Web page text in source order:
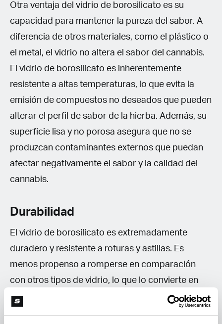
Otra ventaja del vidrio de borosilicato es su
capacidad para mantener la pureza del sabor. A
diferencia de otros materiales, como el plástico o
el metal, el vidrio no altera el sabor del cannabis.
El vidrio de borosilicato es inherentemente
resistente a altas temperaturas, lo que evita la
emisión de compuestos no deseados que pueden
alterar el perfil de sabor de la hierba. Además, su
superficie lisa y no porosa asegura que no se
produzcan contaminantes externos que puedan
afectar negativamente el sabor y la calidad del
cannabis.
Durabilidad
El vidrio de borosilicato es extremadamente
duradero y resistente a roturas y astillas. Es
menos propenso a romperse en comparación
con otros tipos de vidrio, lo que lo convierte en
una opción segura para el uso a largo plazo.